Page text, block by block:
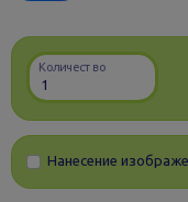
Количество
Нанесение